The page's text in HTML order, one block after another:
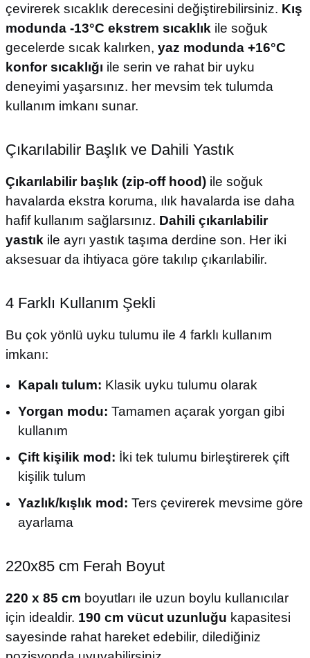
çevirerek sıcaklık derecesini değiştirebilirsiniz. Kış
modunda -13°C ekstrem sıcaklık ile soğuk
gecelerde sıcak kalırken, yaz modunda +16°C
konfor sıcaklığı ile serin ve rahat bir uyku
deneyimi yaşarsınız. her mevsim tek tulumda
kullanım imkanı sunar.
Çıkarılabilir Başlık ve Dahili Yastık
Çıkarılabilir başlık (zip-off hood)ile soğuk
havalarda ekstra koruma, ılık havalarda ise daha
hafif kullanım sağlarsınız. Dahili çıkarılabilir
yastık ile ayrı yastık taşıma derdine son. Her iki
aksesuar da ihtiyaca göre takılıp çıkarılabilir.
4 Farklı Kullanım Şekli
Bu çok yönlü uyku tulumu ile 4 farklı kullanım
imkanı:
Kapalı tulum: Klasik uyku tulumu olarak
Yorgan modu: Tamamen açarak yorgan gibi
kullanım
Çift kişilik mod: İki tek tulumu birleştirerek çift
kişilik tulum
Yazlık/kışlık mod: Ters çevirerek mevsime göre
ayarlama
220x85 cm Ferah Boyut
220 x 85 cm boyutları ile uzun boylu kullanıcılar
için idealdir. 190 cm vücut uzunluğu kapasitesi
sayesinde rahat hareket edebilir, dilediğiniz